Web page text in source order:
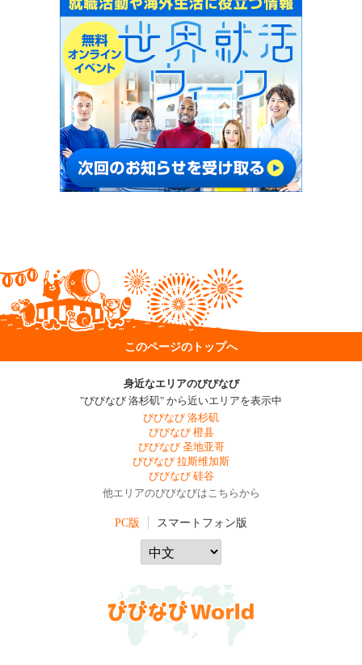
このページのトップへ
身近なエリアのびびなび
"びびなび 洛杉矶" から近いエリアを表示中
びびなび 洛杉矶
びびなび 橙县
びびなび 圣地亚哥
びびなび 拉斯维加斯
びびなび 硅谷
他エリアのびびなびはこちらから
PC版 スマートフォン版